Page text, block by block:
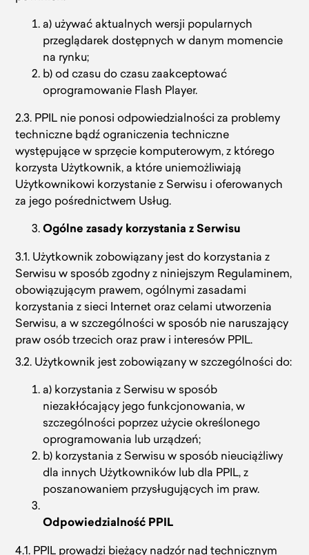
a) używać aktualnych wersji popularnych
przeglądarek dostępnych w danym momencie
na rynku;
b) od czasu do czasu zaakceptować
oprogramowanie Flash Player.
2.3. PPIL nie ponosi odpowiedzialności za problemy
techniczne bądź ograniczenia techniczne
występujące w sprzęcie komputerowym, z którego
korzysta Użytkownik, a które uniemożliwiają
Użytkownikowi korzystanie z Serwisu i oferowanych
za jego pośrednictwem Usług.
Ogólne zasady korzystania z Serwisu
3.1. Użytkownik zobowiązany jest do korzystania z
Serwisu w sposób zgodny z niniejszym Regulaminem,
obowiązującym prawem, ogólnymi zasadami
korzystania z sieci Internet oraz celami utworzenia
Serwisu, a w szczególności w sposób nie naruszający
praw osób trzecich oraz praw i interesów PPIL.
3.2. Użytkownik jest zobowiązany w szczególności do:
a) korzystania z Serwisu w sposób
niezakłócający jego funkcjonowania, w
szczególności poprzez użycie określonego
oprogramowania lub urządzeń;
b) korzystania z Serwisu w sposób nieuciążliwy
dla innych Użytkowników lub dla PPIL, z
poszanowaniem przysługujących im praw.
Odpowiedzialność PPIL
4.1. PPIL prowadzi bieżący nadzór nad technicznym